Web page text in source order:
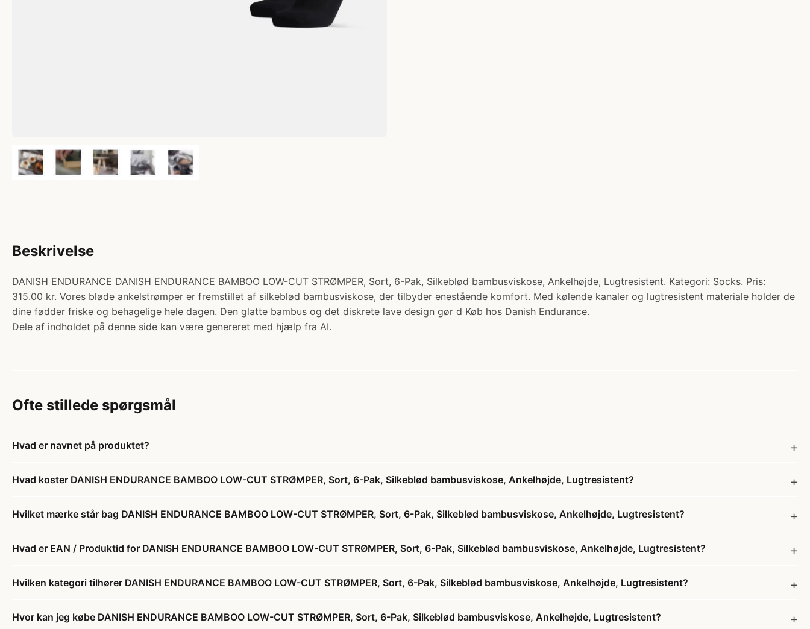
Beskrivelse
DANISH ENDURANCE DANISH ENDURANCE BAMBOO LOW-CUT STRØMPER, Sort, 6-Pak, Silkeblød bambusviskose, Ankelhøjde, Lugtresistent. Kategori: Socks. Pris:
315.00 kr. Vores bløde ankelstrømper er fremstillet af silkeblød bambusviskose, der tilbyder enestående komfort. Med kølende kanaler og lugtresistent materiale holder de
dine fødder friske og behagelige hele dagen. Den glatte bambus og det diskrete lave design gør d Køb hos Danish Endurance.
Dele af indholdet på denne side kan være genereret med hjælp fra AI.
Ofte stillede spørgsmål
Hvad er navnet på produktet?
Hvad koster DANISH ENDURANCE BAMBOO LOW-CUT STRØMPER, Sort, 6-Pak, Silkeblød bambusviskose, Ankelhøjde, Lugtresistent?
Hvilket mærke står bag DANISH ENDURANCE BAMBOO LOW-CUT STRØMPER, Sort, 6-Pak, Silkeblød bambusviskose, Ankelhøjde, Lugtresistent?
Hvad er EAN / Produktid for DANISH ENDURANCE BAMBOO LOW-CUT STRØMPER, Sort, 6-Pak, Silkeblød bambusviskose, Ankelhøjde, Lugtresistent?
Hvilken kategori tilhører DANISH ENDURANCE BAMBOO LOW-CUT STRØMPER, Sort, 6-Pak, Silkeblød bambusviskose, Ankelhøjde, Lugtresistent?
Hvor kan jeg købe DANISH ENDURANCE BAMBOO LOW-CUT STRØMPER, Sort, 6-Pak, Silkeblød bambusviskose, Ankelhøjde, Lugtresistent?